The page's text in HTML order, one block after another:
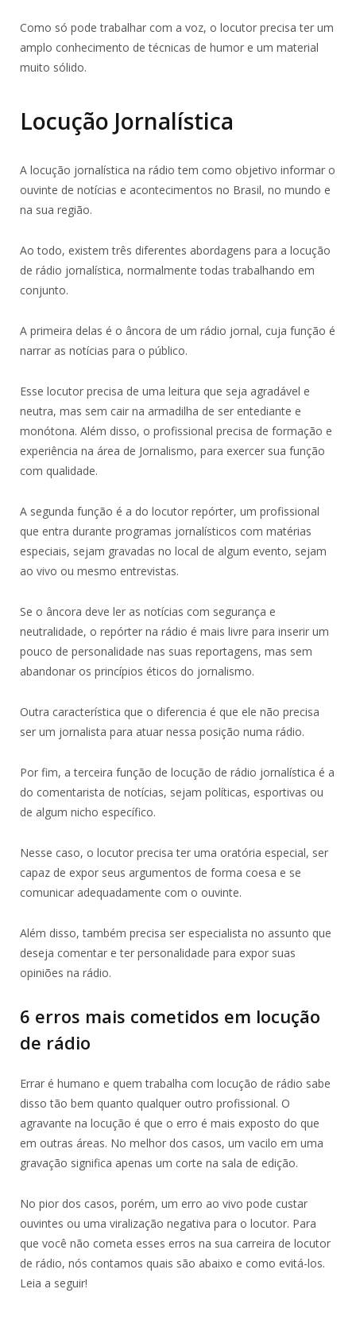
Como só pode trabalhar com a voz, o locutor precisa ter um
amplo conhecimento de técnicas de humor e um material
muito sólido.
Locução Jornalística
A locução jornalística na rádio tem como objetivo informar o
ouvinte de notícias e acontecimentos no Brasil, no mundo e
na sua região.
Ao todo, existem três diferentes abordagens para a locução
de rádio jornalística, normalmente todas trabalhando em
conjunto.
A primeira delas é o âncora de um rádio jornal, cuja função é
narrar as notícias para o público.
Esse locutor precisa de uma leitura que seja agradável e
neutra, mas sem cair na armadilha de ser entediante e
monótona. Além disso, o profissional precisa de formação e
experiência na área de Jornalismo, para exercer sua função
com qualidade.
A segunda função é a do locutor repórter, um profissional
que entra durante programas jornalísticos com matérias
especiais, sejam gravadas no local de algum evento, sejam
ao vivo ou mesmo entrevistas.
Se o âncora deve ler as notícias com segurança e
neutralidade, o repórter na rádio é mais livre para inserir um
pouco de personalidade nas suas reportagens, mas sem
abandonar os princípios éticos do jornalismo.
Outra característica que o diferencia é que ele não precisa
ser um jornalista para atuar nessa posição numa rádio.
Por fim, a terceira função de locução de rádio jornalística é a
do comentarista de notícias, sejam políticas, esportivas ou
de algum nicho específico.
Nesse caso, o locutor precisa ter uma oratória especial, ser
capaz de expor seus argumentos de forma coesa e se
comunicar adequadamente com o ouvinte.
Além disso, também precisa ser especialista no assunto que
deseja comentar e ter personalidade para expor suas
opiniões na rádio.
6 erros mais cometidos em locução
de rádio
Errar é humano e quem trabalha com locução de rádio sabe
disso tão bem quanto qualquer outro profissional. O
agravante na locução é que o erro é mais exposto do que
em outras áreas. No melhor dos casos, um vacilo em uma
gravação significa apenas um corte na sala de edição.
No pior dos casos, porém, um erro ao vivo pode custar
ouvintes ou uma viralização negativa para o locutor. Para
que você não cometa esses erros na sua carreira de locutor
de rádio, nós contamos quais são abaixo e como evitá-los.
Leia a seguir!